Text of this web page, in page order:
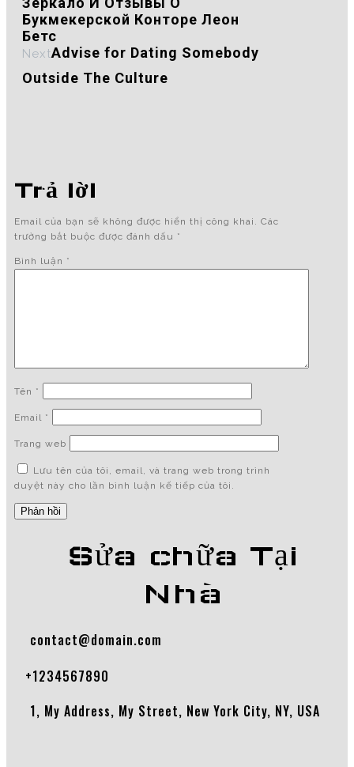
Букмекерской Конторе Леон
Бетс
NextAdvise for Dating Somebody
Outside The Culture
Trả lời
Email của bạn sẽ không được hiển thị công khai. Các
trường bắt buộc được đánh dấu *
Bình luận *
Tên *
Email *
Trang web
Lưu tên của tôi, email, và trang web trong trình
duyệt này cho lần bình luận kế tiếp của tôi.
Sửa chữa Tại
Nhà
contact@domain.com
+1234567890
1, My Address, My Street, New York City, NY, USA